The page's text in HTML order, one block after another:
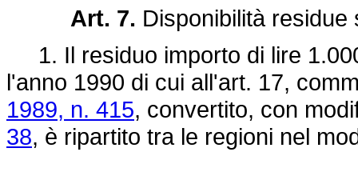
Art. 7. Disponibilità
1. Il residuo importo di lire
l'anno 1990 di cui all'art. 17,
1989, n. 415, convertito, con
38, è ripartito tra le regioni nel